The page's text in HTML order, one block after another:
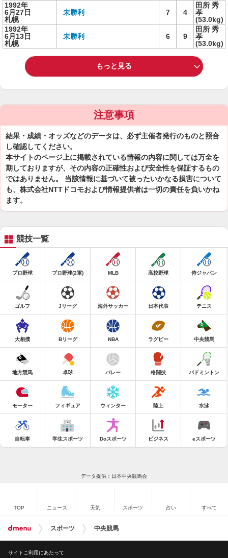
1992年
6月27日
札幌
未勝利 7 4
田所 秀
孝
(53.0kg)
1992年
6月13日
札幌
未勝利 6 9
田所 秀
孝
(53.0kg)
もっと見る
注意事項
結果・成績・オッズなどのデータは、必ず主催者発行のものと照合
し確認してください。
本サイトのページ上に掲載されている情報の内容に関しては万全を
期しておりますが、その内容の正確性および安全性を保証するもの
ではありません。 当該情報に基づいて被ったいかなる損害について
も、株式会社NTTドコモおよび情報提供者は一切の責任を負いかね
ます。
競技一覧
プロ野球 プロ野球(2軍) MLB 高校野球 侍ジャパン
ゴルフ Jリーグ 海外サッカー 日本代表 テニス
大相撲 Bリーグ NBA ラグビー 中央競馬
地方競馬 卓球 バレー 格闘技 バドミントン
モーター フィギュア ウィンター 陸上 水泳
自転車 学生スポーツ Doスポーツ ビジネス eスポーツ
データ提供：日本中央競馬会
TOP ニュース 天気 スポーツ 占い すべて
スポーツ 中央競馬
サイトご利用にあたって